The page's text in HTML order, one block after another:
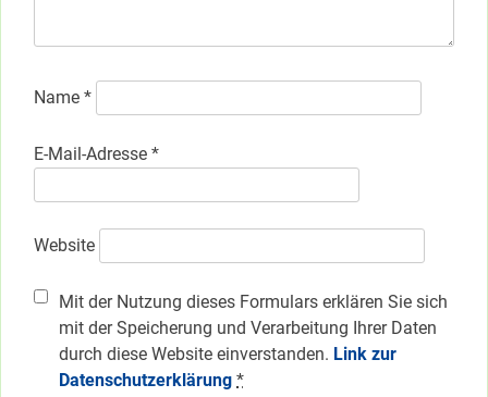
Name *
E-Mail-Adresse *
Website
Mit der Nutzung dieses Formulars erklären Sie sich
mit der Speicherung und Verarbeitung Ihrer Daten
durch diese Website einverstanden. Link zur
Datenschutzerklärung *